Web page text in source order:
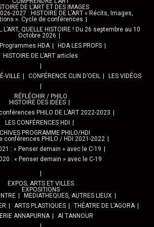
DE L’ART ET DES IMAGES
2027 : HISTOIRE DE L’ART « Récits, Images,
». Cycle de conférences
L’ART, QUELLE HISTOIRE ! Du 26 septembre au 10
Octobre 2026
HDA
HDA LES PROFS
HISTOIRE DE L’ART articles
VILLE CONFÉRENCE CLIN D’OEIL LES VIDÉOS
RÉFLÉCHIR / PHILO
HISTOIRE DES IDÉES
PHILO DE L’ART 2022-2023
LES CONFÉRENCES HDI
PROGRAMME PHILO/HDI
conférences PHILO / HDI 2021-2022
: « Penser demain » avec le C-19
: « Penser demain » avec le C-19
EXPOS, ARTS ET VILLES
EXPOSITIONS
MEDIATHEQUES, AUTRES LIEUX
ARTS PLASTIQUES
THÉATRE DE L’AGORA
ANNAPURNA
Al TANNOUR